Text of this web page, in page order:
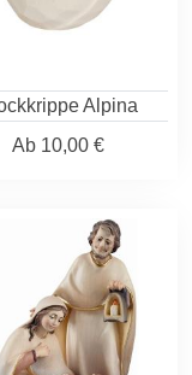
Alpina
Ab10,00 €